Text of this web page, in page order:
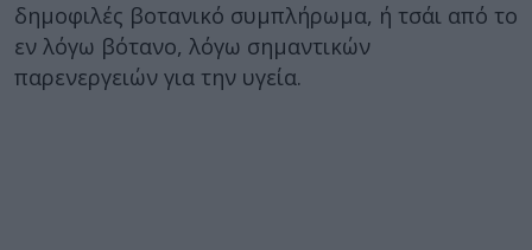
δημοφιλές βοτανικό συμπλήρωμα, ή τσάι από το
εν λόγω βότανο, λόγω σημαντικών
παρενεργειών για την υγεία.